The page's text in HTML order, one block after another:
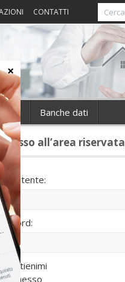
CONTATTI
Banche dati
all’area riservata
utente:
Mantienimi
connesso